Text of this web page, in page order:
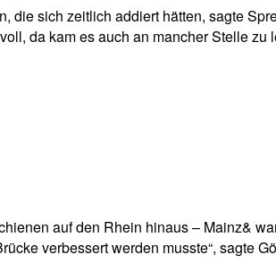
sich zeitlich addiert hätten, sagte
da kam es auch an mancher Stelle
auf den Rhein hinaus – Mainz&
verbessert werden musste“, sagte